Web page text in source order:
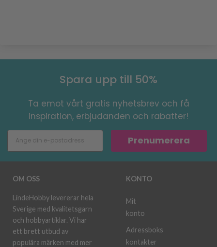
Spara upp till 50%
Ta emot vårt gratis nyhetsbrev och få
inspiration, erbjudanden och rabatter!
Prenumerera
OM OSS
LindeHobby levererar hela
Sverige med kvalitetsgarn
och hobbyartiklar. Vi har
ett brett utbud av
populära märken med mer
KONTO
Mit
konto
Adressboks
kontakter